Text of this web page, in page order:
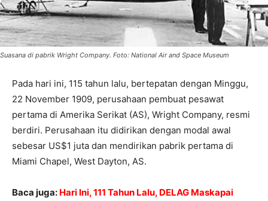
Suasana di pabrik Wright Company. Foto: National Air and Space Museum
Pada hari ini, 115 tahun lalu, bertepatan dengan Minggu,
22 November 1909, perusahaan pembuat pesawat
pertama di Amerika Serikat (AS), Wright Company, resmi
berdiri. Perusahaan itu didirikan dengan modal awal
sebesar US$1 juta dan mendirikan pabrik pertama di
Miami Chapel, West Dayton, AS.
Baca juga: Hari Ini, 111 Tahun Lalu, DELAG Maskapai